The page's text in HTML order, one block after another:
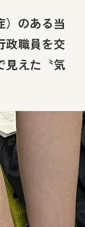
）のある当
政職員を交
見えた〝気